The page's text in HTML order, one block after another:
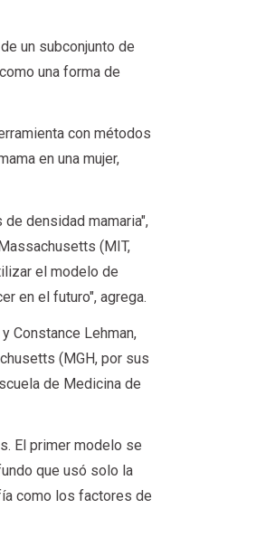
un subconjunto de
una forma de
con métodos
en una mujer,
densidad mamaria",
(MIT,
el modelo de
en el futuro", agrega.
Constance Lehman,
(MGH, por sus
de Medicina de
El primer modelo se
que usó solo la
como los factores de